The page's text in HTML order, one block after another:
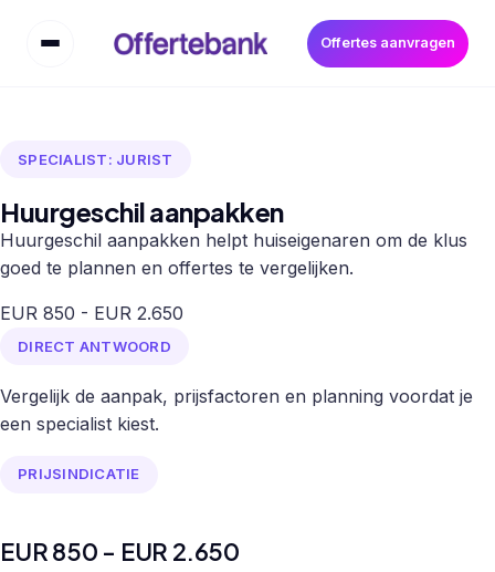
Offertes aanvragen
SPECIALIST: JURIST
Huurgeschil aanpakken
Huurgeschil aanpakken helpt huiseigenaren om de klus
goed te plannen en offertes te vergelijken.
EUR 850 - EUR 2.650
DIRECT ANTWOORD
Vergelijk de aanpak, prijsfactoren en planning voordat je
een specialist kiest.
PRIJSINDICATIE
EUR 850 - EUR 2.650